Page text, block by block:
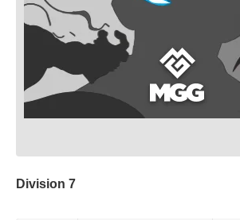
Division 7